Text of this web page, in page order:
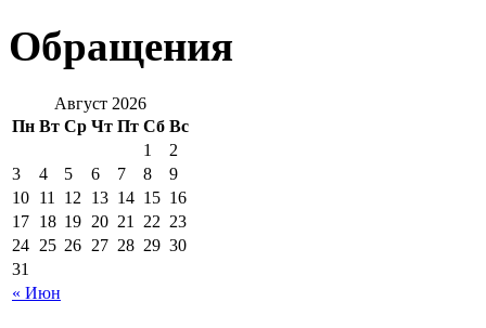
Обращения
Август 2026
Пн Вт Ср Чт Пт Сб Вс
« Июн
1
2
3
4 5 6 7 8
9
10 11 12 13 14 15 16
17 18 19 20 21 22 23
24 25 26 27 28 29 30
31